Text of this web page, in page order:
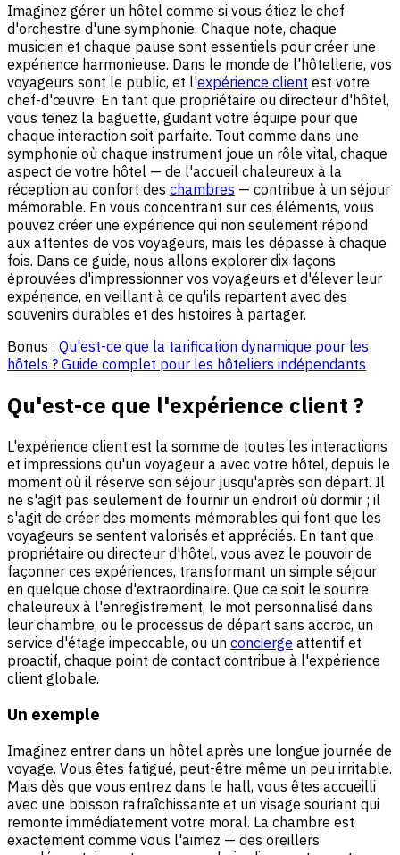
Imaginez gérer un hôtel comme si vous étiez le chef
d'orchestre d'une symphonie. Chaque note, chaque
musicien et chaque pause sont essentiels pour créer une
expérience harmonieuse. Dans le monde de l'hôtellerie, vos
voyageurs sont le public, et l'expérience client est votre
chef-d'œuvre. En tant que propriétaire ou directeur d'hôtel,
vous tenez la baguette, guidant votre équipe pour que
chaque interaction soit parfaite. Tout comme dans une
symphonie où chaque instrument joue un rôle vital, chaque
aspect de votre hôtel — de l'accueil chaleureux à la
réception au confort des chambres — contribue à un séjour
mémorable. En vous concentrant sur ces éléments, vous
pouvez créer une expérience qui non seulement répond
aux attentes de vos voyageurs, mais les dépasse à chaque
fois. Dans ce guide, nous allons explorer dix façons
éprouvées d'impressionner vos voyageurs et d'élever leur
expérience, en veillant à ce qu'ils repartent avec des
souvenirs durables et des histoires à partager.
Bonus : Qu'est-ce que la tarification dynamique pour les
hôtels ? Guide complet pour les hôteliers indépendants
Qu'est-ce que l'expérience client ?
L'expérience client est la somme de toutes les interactions
et impressions qu'un voyageur a avec votre hôtel, depuis le
moment où il réserve son séjour jusqu'après son départ. Il
ne s'agit pas seulement de fournir un endroit où dormir ; il
s'agit de créer des moments mémorables qui font que les
voyageurs se sentent valorisés et appréciés. En tant que
propriétaire ou directeur d'hôtel, vous avez le pouvoir de
façonner ces expériences, transformant un simple séjour
en quelque chose d'extraordinaire. Que ce soit le sourire
chaleureux à l'enregistrement, le mot personnalisé dans
leur chambre, ou le processus de départ sans accroc, un
service d'étage impeccable, ou un concierge attentif et
proactif, chaque point de contact contribue à l'expérience
client globale.
Un exemple
Imaginez entrer dans un hôtel après une longue journée de
voyage. Vous êtes fatigué, peut-être même un peu irritable.
Mais dès que vous entrez dans le hall, vous êtes accueilli
avec une boisson rafraîchissante et un visage souriant qui
remonte immédiatement votre moral. La chambre est
exactement comme vous l'aimez — des oreillers